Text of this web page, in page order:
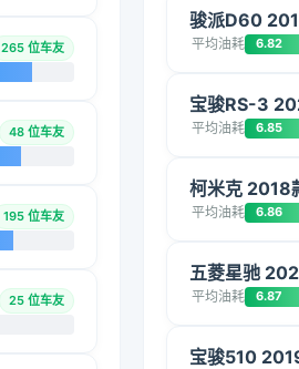
265 位车友
48 位车友
195 位车友
25 位车友
骏派D60
平均油耗 6.82
宝骏RS-3
平均油耗 6.85
柯米克 2018
平均油耗 6.86
五菱星驰
平均油耗 6.87
宝骏510